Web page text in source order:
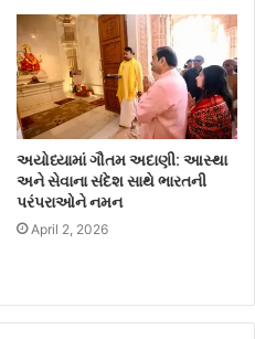
અયોધ્યામાં ગૌતમ અદાણી: આસ્થા
અને સેવાના સંદેશ સાથે ભારતની
પરંપરાઓને નમન
April 2, 2026